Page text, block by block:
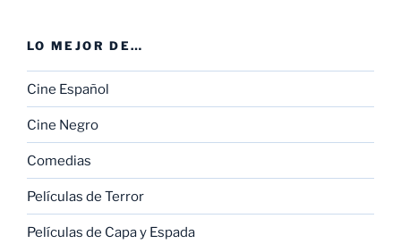
LO MEJOR DE…
Cine Español
Cine Negro
Comedias
Películas de Terror
Películas de Capa y Espada